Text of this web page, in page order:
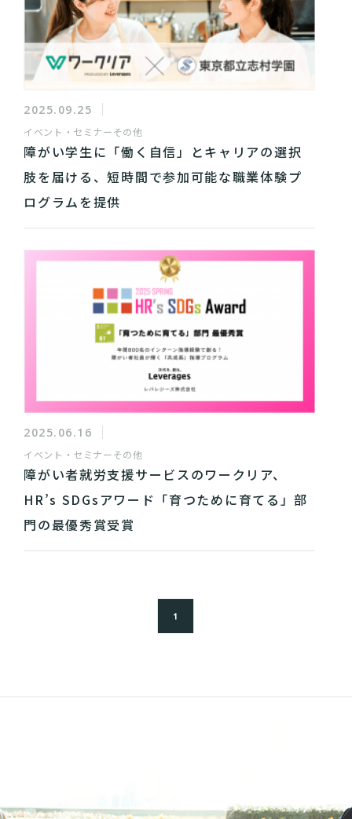
2025.09.25
イベント・セミナーその他
障がい学生に「働く自信」とキャリアの選択
肢を届ける、短時間で参加可能な職業体験プ
ログラムを提供
2025.06.16
イベント・セミナーその他
障がい者就労支援サービスのワークリア、
HR’s SDGsアワード「育つために育てる」部
門の最優秀賞受賞
1